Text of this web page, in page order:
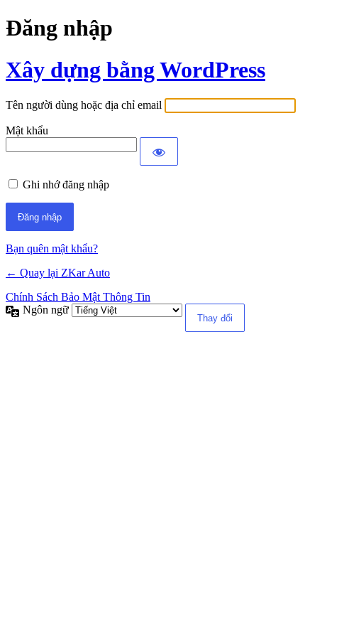
Đăng nhập
Xây dựng bằng WordPress
Tên người dùng hoặc địa chỉ email
Mật khẩu
Ghi nhớ đăng nhập
Bạn quên mật khẩu?
← Quay lại ZKar Auto
Chính Sách Bảo Mật Thông Tin
Ngôn ngữ